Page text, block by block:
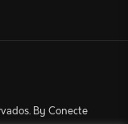
By Conecte